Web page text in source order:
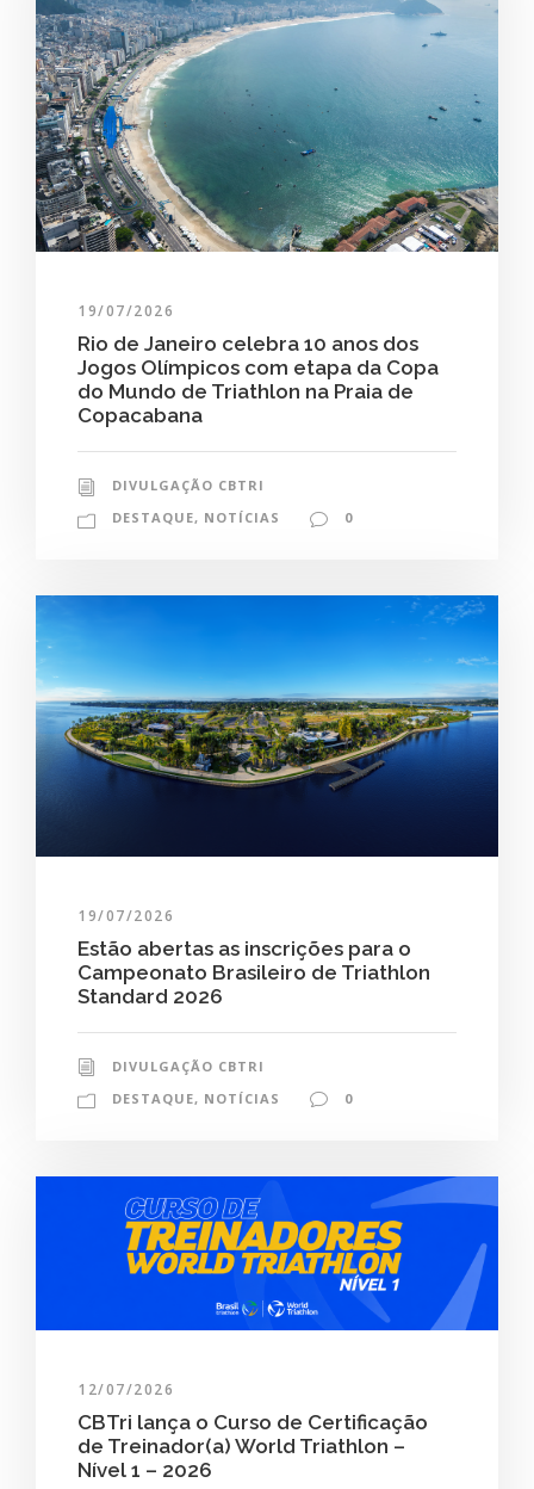
19/07/2026
Rio de Janeiro celebra 10 anos dos
Jogos Olímpicos com etapa da Copa
do Mundo de Triathlon na Praia de
Copacabana
DIVULGAÇÃO CBTRI
DESTAQUE, NOTÍCIAS 0
19/07/2026
Estão abertas as inscrições para o
Campeonato Brasileiro de Triathlon
Standard 2026
DIVULGAÇÃO CBTRI
DESTAQUE, NOTÍCIAS 0
12/07/2026
CBTri lança o Curso de Certificação
de Treinador(a) World Triathlon –
Nível 1 – 2026